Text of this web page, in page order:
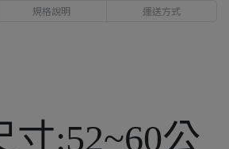
規格說明 運送方式
寸:52~60公